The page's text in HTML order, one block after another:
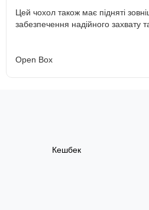
Цей чохол також має підняті
забезпечення надійного захвату
Open Box
Кешбек